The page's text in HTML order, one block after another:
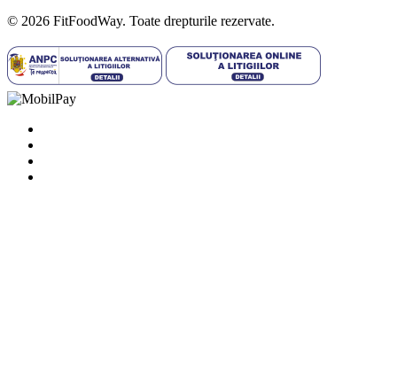
© 2026 FitFoodWay. Toate drepturile rezervate.